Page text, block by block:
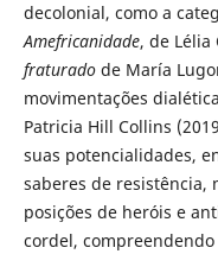
decolonial, como a
Amefricanidade, de Lélia
fraturadode María
movimentações
Patricia Hill Collins
suas potencialidades,
saberes de resistência,
posições de heróis e
cordel,